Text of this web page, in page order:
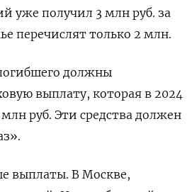
уже получил 3 млн руб. за
перечислят только 2 млн.
должны
выплату, которая в 2024
млн руб. Эти средства должен
выплаты. В Москве,